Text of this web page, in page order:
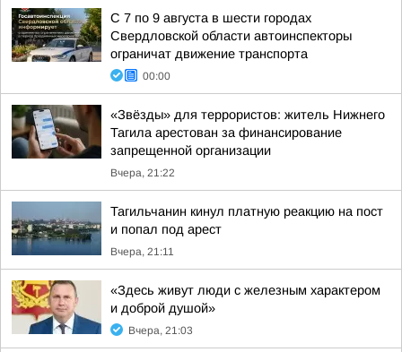
С 7 по 9 августа в шести городах
Свердловской области автоинспекторы
ограничат движение транспорта
00:00
«Звёзды» для террористов: житель Нижнего
Тагила арестован за финансирование
запрещенной организации
Вчера, 21:22
Тагильчанин кинул платную реакцию на пост
и попал под арест
Вчера, 21:11
«Здесь живут люди с железным характером
и доброй душой»
Вчера, 21:03